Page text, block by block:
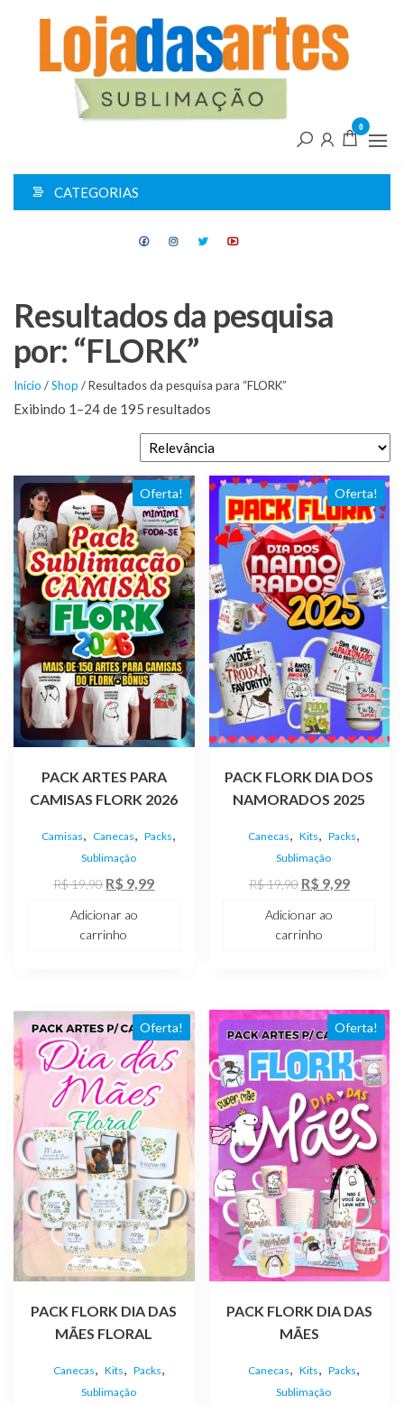
conteúdo
0
CATEGORIAS
Resultados da pesquisa
por: “FLORK”
Início /Shop / Resultados da pesquisa para “FLORK”
Exibindo 1–24 de 195 resultados
Oferta!
PACK ARTES PARA
CAMISAS FLORK 2026
Camisas, Canecas, Packs,
Sublimação
R$19,90 O
original
R$ 9,99O
Adicionar ao
carrinho
Oferta!
PACK FLORK DIA DOS
NAMORADOS 2025
Canecas, Kits, Packs,
Sublimação
R$19,90 O
original
R$ 9,99O
Adicionar ao
carrinho
Oferta!
PACK FLORK DIA DAS
MÃES FLORAL
Canecas, Kits, Packs,
Sublimação
Oferta!
PACK FLORK DIA DAS
MÃES
Canecas, Kits, Packs,
Sublimação